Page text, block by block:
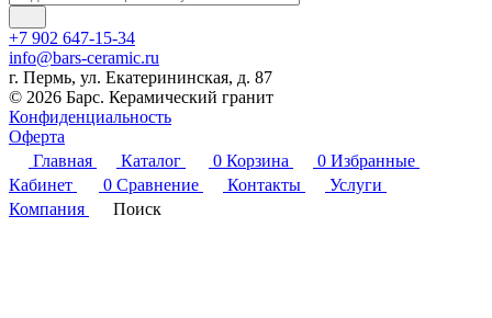
+7 902 647-15-34
info@bars-ceramic.ru
г. Пермь, ул. Екатерининская, д. 87
© 2026 Барс. Керамический гранит
Конфиденциальность
Оферта
Главная
Каталог 0 Корзина 0 Избранные
Кабинет
0 Сравнение Контакты
Услуги
Компания
Поиск